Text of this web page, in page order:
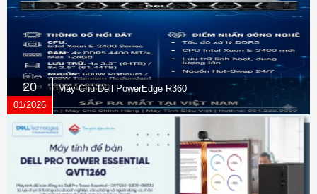
20
01/2026
Máy Chủ Dell PowerEdge R360